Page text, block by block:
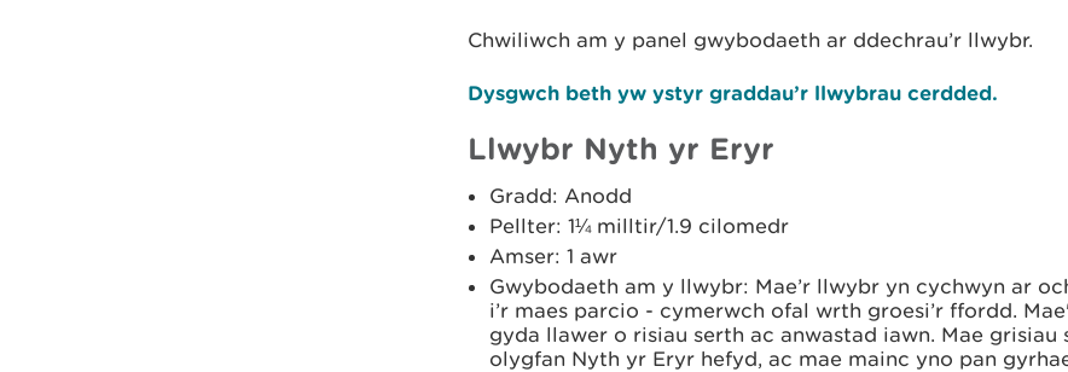
Chwiliwch am y panel gwybodaeth ar ddechrau’r llwybr.
Dysgwch beth yw ystyr graddau’r llwybrau cerdded.
Llwybr Nyth yr Eryr
Gradd: Anodd
Pellter: 1¼ milltir/1.9 cilomedr
Amser: 1 awr
Gwybodaeth am y llwybr: Mae’r llwybr yn cychwyn ar
i’r maes parcio - cymerwch ofal wrth groesi’r ffordd.
gyda llawer o risiau serth ac anwastad iawn. Mae grisiau
olygfan Nyth yr Eryr hefyd, ac mae mainc yno pan